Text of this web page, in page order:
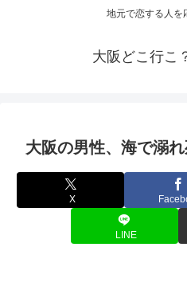
地元で恋する人を
大阪どこ行こ
大阪の男性、海で溺
X
LINE